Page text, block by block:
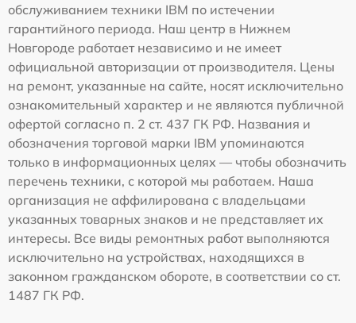
обслуживанием техники IBM по истечении
гарантийного периода. Наш центр в Нижнем
Новгороде работает независимо и не имеет
официальной авторизации от производителя. Цены
на ремонт, указанные на сайте, носят исключительно
ознакомительный характер и не являются публичной
офертой согласно п. 2 ст. 437 ГК РФ. Названия и
обозначения торговой марки IBM упоминаются
только в информационных целях — чтобы обозначить
перечень техники, с которой мы работаем. Наша
организация не аффилирована с владельцами
указанных товарных знаков и не представляет их
интересы. Все виды ремонтных работ выполняются
исключительно на устройствах, находящихся в
законном гражданском обороте, в соответствии со ст.
1487 ГК РФ.